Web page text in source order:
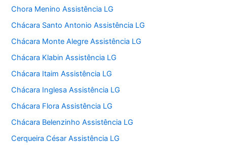
Chora Menino Assistência LG
Chácara Santo Antonio Assistência LG
Chácara Monte Alegre Assistência LG
Chácara Klabin Assistência LG
Chácara Itaim Assistência LG
Chácara Inglesa Assistência LG
Chácara Flora Assistência LG
Chácara Belenzinho Assistência LG
Cerqueira César Assistência LG